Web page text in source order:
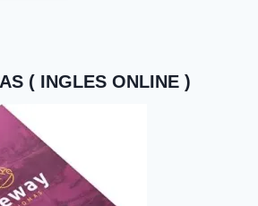
( INGLES ONLINE )